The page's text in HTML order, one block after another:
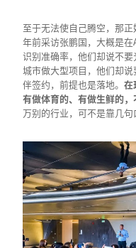
至于无法使自己腾空，那
年前采访张鹏国，大概是
识别准确率，他们却说不
城市做大型项目，他们却
伴签约，前提也是落地。在
有做体育的、有做生鲜的
万别的行业，可不是靠几句